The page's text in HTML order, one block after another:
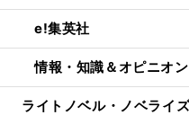
e!集英社
情報・知識＆オピニオ
ライトノベル・ノベライ